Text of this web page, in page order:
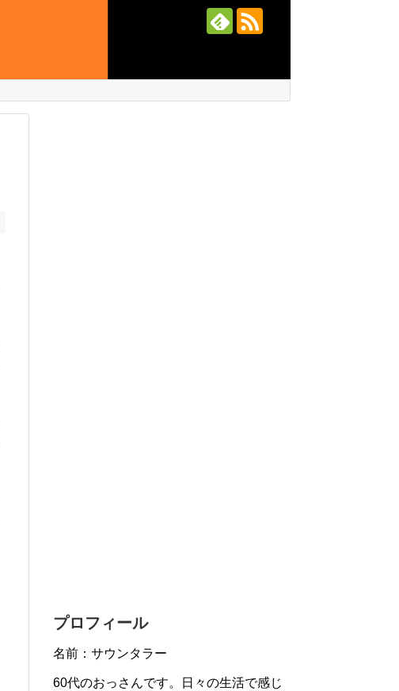
プロフィール
名前：サウンタラー
60代のおっさんです。日々の生活で感じ